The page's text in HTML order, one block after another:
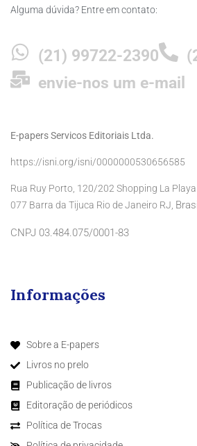
Alguma dúvida? Entre em contato:
(21) 99722-2390
envie-nos um e-mail
E-papers Servicos Editoriais Ltda.
https://isni.org/isni/0000000530656585
Rua Ruy Porto, 120/202 Shopping La
077 Barra da Tijuca Rio de Janeiro RJ,
CNPJ 03.484.075/0001-83
Informações
Sobre a E-papers
Livros no prelo
Publicação de livros
Editoração de periódicos
Política de Trocas